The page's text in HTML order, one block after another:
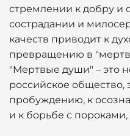
стремлении к добру и
сострадании и
качеств приводит к
превращению в
"Мертвые души" – это
российское общество,
пробуждению, к
и к борьбе с